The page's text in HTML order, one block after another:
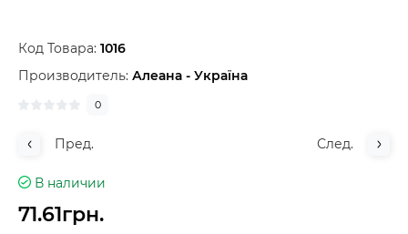
Код Товара: 1016
Производитель: Алеана - Україна
0
Пред. След.
В наличии
71.61грн.